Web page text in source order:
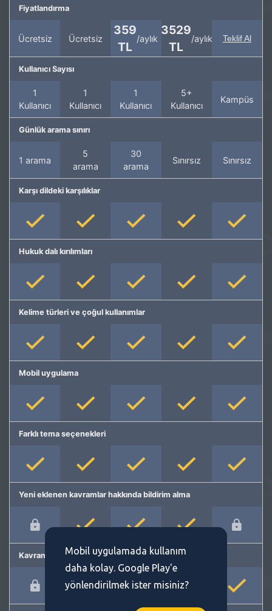
Fiyatlandırma
Ücretsiz Ücretsiz
359
TL
/aylık
3529
TL
/aylık Teklif Al
Kullanıcı Sayısı
1
Kullanıcı
1
Kullanıcı
1
Kullanıcı
5+
Kullanıcı
Kampüs
Günlük arama sınırı
1 arama
5
arama
30
arama
Sınırsız Sınırsız
Karşı dildeki karşılıklar
Hukuk dalı kırılımları
Kelime türleri ve çoğul kullanımlar
Mobil uygulama
Farklı tema seçenekleri
Yeni eklenen kavramlar hakkında bildirim alma
Kavram önermeMobil uygulamada kullanım
daha kolay. Google Play'e
yönlendirilmek ister misiniz?